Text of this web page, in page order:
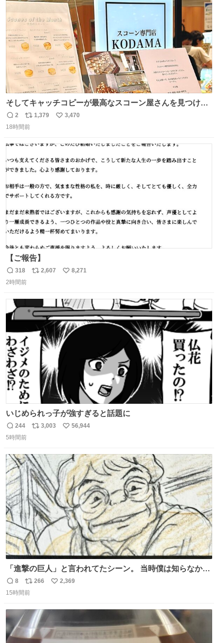
数
そしてキャッチコピーが最高なスコーン屋さんを見つけて
しまったので思わず買い込んでしまった。スコーンなんて
パッサパサなほどええですからね。
返
信
2
リ
ポ
数
1,379
い
3,470
18時間前
【ご報告】
返
信
318
リ
ト
数
2,607
い
数
8,271
2時間前
いじめられっ子が強すぎると話題に
返
信
244
リ
ト
数
3,003
い
数
56,944
5時間前
「進撃の巨人」と言われてたシーン。 当時僕は知らなかっ
たのですが、今見るとすごく「進撃の巨人」ですね。。
返
信
8
リ
ポ
ト
数
266
い
2,369
15時間前